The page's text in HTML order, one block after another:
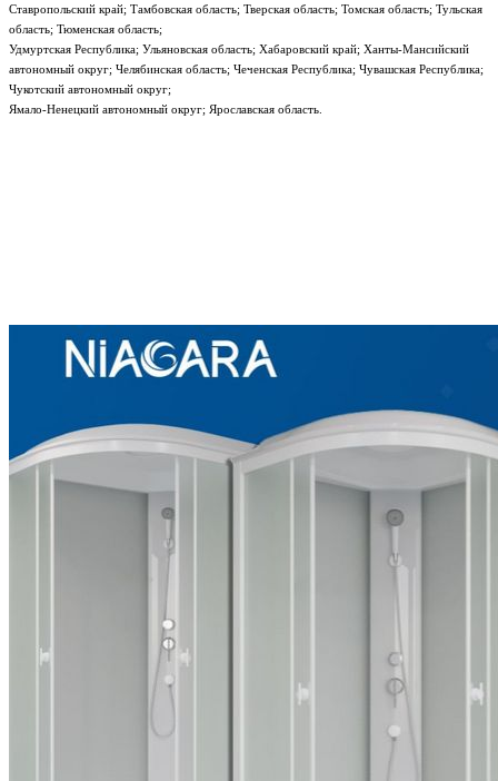
Ставропольский край; Тамбовская область; Тверская область; Томская область; Тульская
область; Тюменская область;
Удмуртская Республика; Ульяновская область; Хабаровский край; Ханты-Мансийский
автономный округ; Челябинская область; Чеченская Республика; Чувашская Республика;
Чукотский автономный округ;
Ямало-Ненецкий автономный округ; Ярославская область.